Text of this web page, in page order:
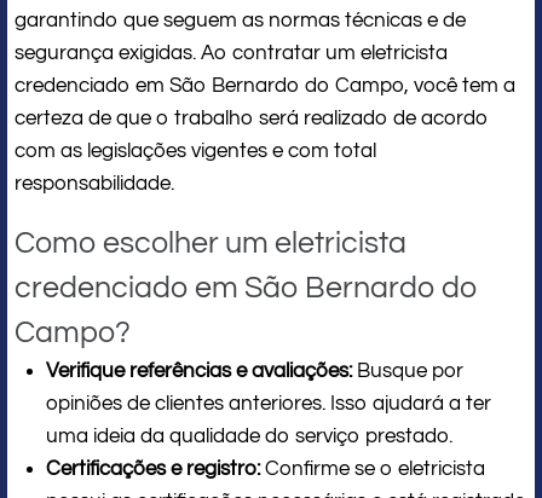
garantindo que seguem as normas técnicas e de
segurança exigidas. Ao contratar um eletricista
credenciado em São Bernardo do Campo, você tem a
certeza de que o trabalho será realizado de acordo
com as legislações vigentes e com total
responsabilidade.
Como escolher um eletricista
credenciado em São Bernardo do
Campo?
Verifique referências e avaliações:Busque por
opiniões de clientes anteriores. Isso ajudará a ter
uma ideia da qualidade do serviço prestado.
Certificações e registro:Confirme se o eletricista